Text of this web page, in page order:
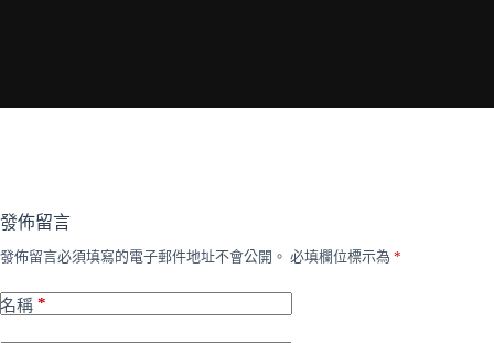
發佈留言
發佈留言必須填寫的電子郵件地址不會公開。 必填欄位標示為 *
名稱 *